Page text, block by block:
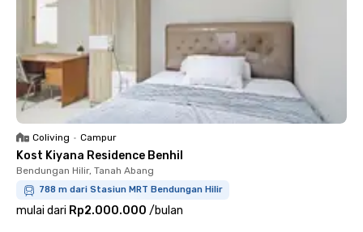
Coliving • Campur
Kost Kiyana Residence Benhil
Bendungan Hilir, Tanah Abang
788 m dari Stasiun MRT Bendungan Hilir
mulai dari Rp2.000.000 /bulan